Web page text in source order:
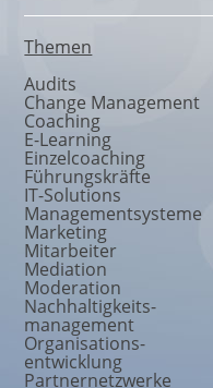
Themen
Audits
Change Management
Coaching
E-Learning
Einzelcoaching
Führungskräfte
IT-Solutions
Managementsysteme
Marketing
Mitarbeiter
Mediation
Moderation
Nachhaltigkeits-
management
Organisations-
entwicklung
Partnernetzwerke